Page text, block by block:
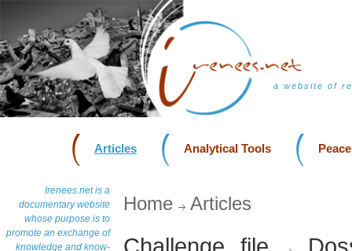
a website of
Articles Analytical Tools
Irenees.net is a
documentary website
whose purpose is to
promote an exchange of
knowledge and know-
Home Articles